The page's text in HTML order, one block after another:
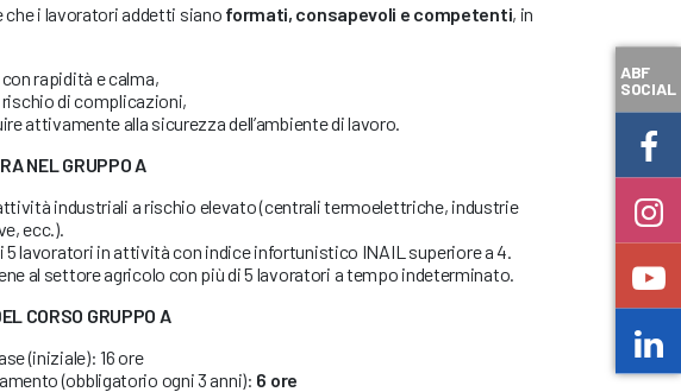
che i lavoratori addetti siano formati, consapevoli e competenti, in
rapidità e calma,
rischio di complicazioni,
attivamente alla sicurezza dell’ambiente di lavoro.
NEL GRUPPO A
industriali a rischio elevato (centrali termoelettriche, industrie
ecc.).
5 lavoratori in attività con indice infortunistico INAIL superiore a 4.
al settore agricolo con più di 5 lavoratori a tempo indeterminato.
CORSO GRUPPO A
(iniziale): 16 ore
(obbligatorio ogni 3 anni): 6 ore
ABF
SOCIAL